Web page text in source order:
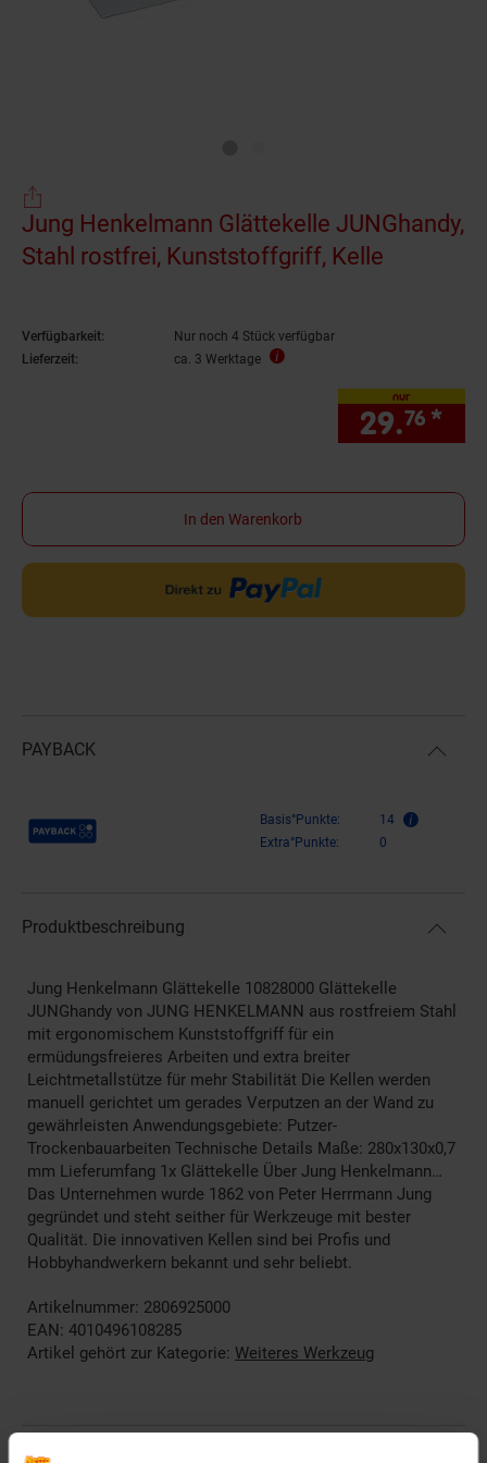
Jung Henkelmann Glättekelle JUNGhandy,
Stahl rostfrei, Kunststoffgriff, Kelle
Verfügbarkeit:
Nur noch 4 Stück verfügbar
Lieferzeit:
ca. 3 Werktage
nur
29.76 *
In den Warenkorb
PAYBACK
Payback Punkte Basis°Punkte:
14
Extra°Punkte:
0
Produktbeschreibung
Jung Henkelmann Glättekelle 10828000 Glättekelle
JUNGhandy von JUNG HENKELMANN aus rostfreiem Stahl
mit ergonomischem Kunststoffgriff für ein
ermüdungsfreieres Arbeiten und extra breiter
Leichtmetallstütze für mehr Stabilität Die Kellen werden
manuell gerichtet um gerades Verputzen an der Wand zu
gewährleisten Anwendungsgebiete: Putzer-
Trockenbauarbeiten Technische Details Maße: 280x130x0,7
mm Lieferumfang 1x Glättekelle Über Jung Henkelmann…
Das Unternehmen wurde 1862 von Peter Herrmann Jung
gegründet und steht seither für Werkzeuge mit bester
Qualität. Die innovativen Kellen sind bei Profis und
Hobbyhandwerkern bekannt und sehr beliebt.
Artikelnummer: 2806925000
EAN: 4010496108285
Artikel gehört zur Kategorie: Weiteres Werkzeug